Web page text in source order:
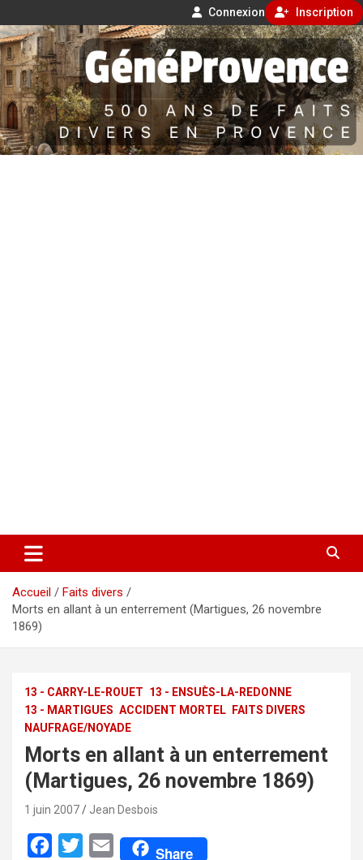
Connexion Inscription
Aller
au
contenu
GénéProvence
500 ans de faits divers en Provence
Accueil
Faits divers
Morts en allant à un enterrement (Martigues, 26 novembre
1869)
13 - CARRY-LE-ROUET 13 - ENSUÈS-LA-REDONNE
13 - MARTIGUES ACCIDENT MORTEL
FAITS DIVERS
NAUFRAGE/NOYADE
Morts en allant à un enterrement
(Martigues, 26 novembre 1869)
1 juin 2007 Jean Desbois
E
Share